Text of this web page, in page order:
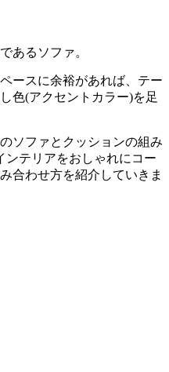
あるソファ。
ースに余裕があれば、テー
色(アクセントカラー)を足
ソファとクッションの組み
ンテリアをおしゃれにコー
合わせ方を紹介していきま